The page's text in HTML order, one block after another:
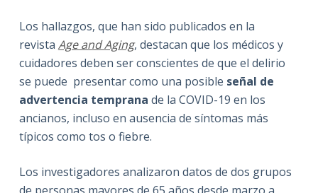
Los hallazgos, que han sido publicados en la
revista Age and Aging, destacan que los médicos y
cuidadores deben ser conscientes de que el delirio
se puede presentar como una posible señal de
advertencia temprana de la COVID-19 en los
ancianos, incluso en ausencia de síntomas más
típicos como tos o fiebre.
Los investigadores analizaron datos de dos grupos